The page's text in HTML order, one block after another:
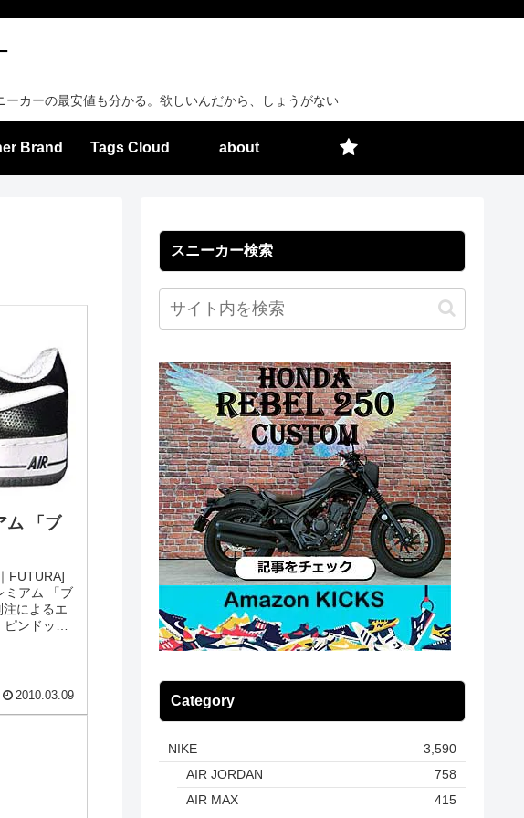
カーの最安値も分かる。欲しいんだから、しょうがない
Brand Tags Cloud about
「ブ
スニーカー検索
Category
NIKE
3,590
AIR JORDAN
758
AIR MAX
415